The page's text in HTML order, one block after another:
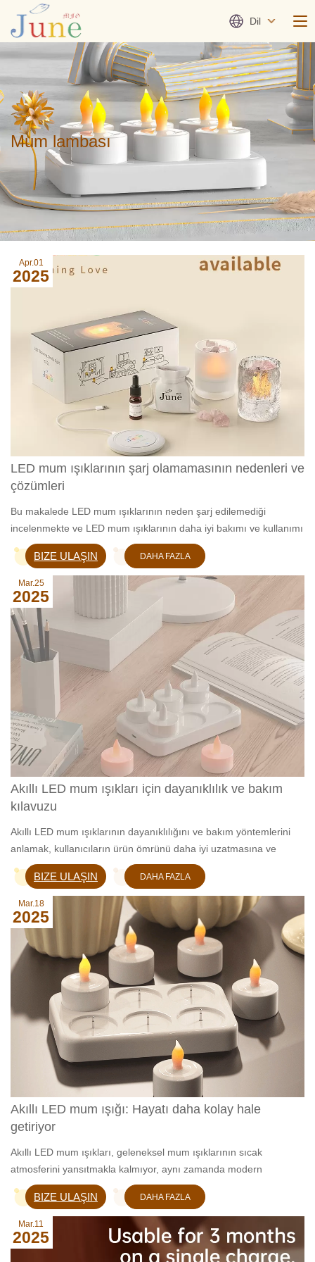
Dil
Mum lambası
Apr.01
2025
LED mum ışıklarının şarj olamamasının nedenleri ve
çözümleri
Bu makalede LED mum ışıklarının neden şarj edilemediği
incelenmekte ve LED mum ışıklarının daha iyi bakımı ve kullanımı
için çözümler sunulmaktadır.
BIZE ULAŞIN DAHA FAZLA
BILGI EDIN
Mar.25
2025
Akıllı LED mum ışıkları için dayanıklılık ve bakım
kılavuzu
Akıllı LED mum ışıklarının dayanıklılığını ve bakım yöntemlerini
anlamak, kullanıcıların ürün ömrünü daha iyi uzatmasına ve
kullanıcı deneyimini iyileştirmesine yardımcı olabilir.
BIZE ULAŞIN DAHA FAZLA
Mar.18
2025
Akıllı LED mum ışığı: Hayatı daha kolay hale
getiriyor
Akıllı LED mum ışıkları, geleneksel mum ışıklarının sıcak
atmosferini yansıtmakla kalmıyor, aynı zamanda modern
teknolojinin avantajlarını da bünyesinde barındırıyor.
BIZE ULAŞIN DAHA FAZLA
BILGI EDIN
Mar.11
2025